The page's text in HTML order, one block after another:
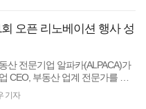
오픈 리노베이션 행사 성
산 전문기업 알파카(ALPACA)가
CEO, 부동산 업계 전문가를 초
미래와 협력 방안을 논의했다.
기자